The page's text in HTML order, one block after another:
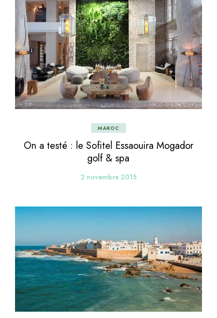
MAROC
On a testé : le Sofitel Essaouira Mogador
golf & spa
2 novembre 2015